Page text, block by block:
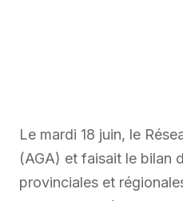
Le mardi 18 juin, le
(AGA) et faisait le bilan
provinciales et